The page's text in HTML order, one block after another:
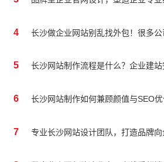
4 长沙做企业网站别乱找外包！很多
5 长沙网站制作流程是什么？企业建站
6 长沙网站制作如何兼顾颜值与SEO
7 专业长沙网站设计团队，打造品牌向